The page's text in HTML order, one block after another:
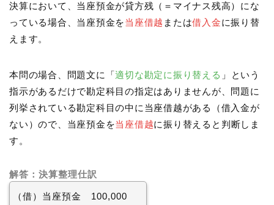
決算において、当座預金が貸方残（＝マイナス残高）にな
っている場合、当座預金を当座借越 または借入金に振り替
えます。
本問の場合、問題文に「適切な勘定に振り替える 」という
指示があるだけで勘定科目の指定はありませんが、問題に
列挙されている勘定科目の中に当座借越がある（借入金が
ない）ので、当座預金を当座借越に振り替えると判断しま
す。
解答：決算整理仕訳
（借）当座預金 100,000